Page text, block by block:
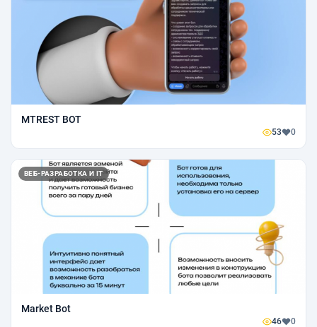
MTREST BOT
53 0
ВЕБ-РАЗРАБОТКА И IT
Market Bot
46 0